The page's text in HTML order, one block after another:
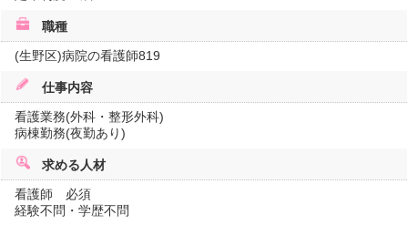
職種
(生野区)病院の看護師819
仕事内容
看護業務(外科・整形外科)
病棟勤務(夜勤あり)
求める人材
看護師 必須
経験不問・学歴不問